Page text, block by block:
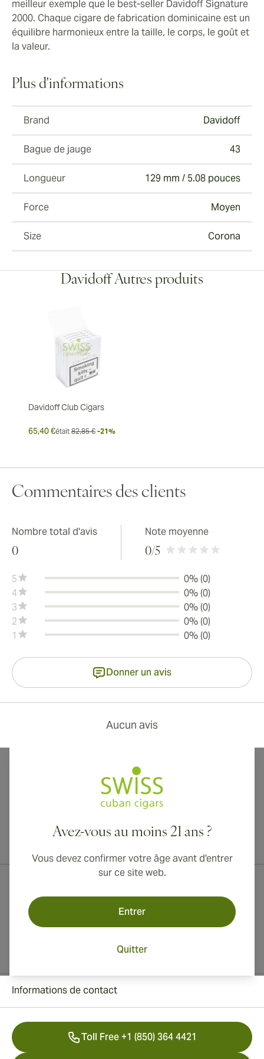
meilleur exemple que le best-seller Davidoff Signature
2000. Chaque cigare de fabrication dominicaine est un
équilibre harmonieux entre la taille, le corps, le goût et
la valeur.
Plus d'informations
Brand Davidoff
Bague de jauge 43
Longueur 129 mm / 5.08 pouces
Force Moyen
Size Corona
Davidoff Autres produits
Davidoff Club Cigars
65,40 €était 82,85 € -21%
Commentaires des clients
Nombre total d'avis
0
Note moyenne
0/5
5
0% (0)
4
0% (0)
3
0% (0)
2
0% (0)
1
0% (0)
Donner un avis
Aucun avis
Avez-vous au moins 21 ans ?
Vous devez confirmer votre âge avant d'entrer
sur ce site web.
Entrer
Quitter
Livraison internationale disponible vers le Canada, le Royaume-Uni
Informations de contact
Toll Free +1 (850) 364 4421